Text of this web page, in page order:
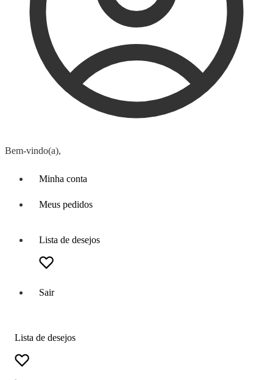
Bem-vindo(a),
Minha conta
Meus pedidos
Lista de desejos
Sair
Lista de desejos